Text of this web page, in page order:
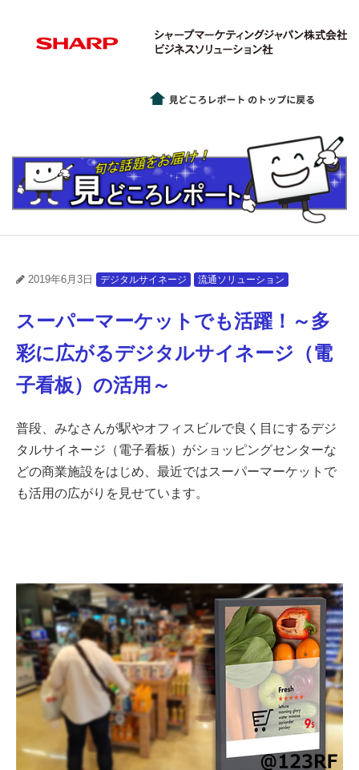
2019年6月3日 デジタルサイネージ 流通ソリューション
スーパーマーケットでも活躍！～多
彩に広がるデジタルサイネージ（電
子看板）の活用～
普段、みなさんが駅やオフィスビルで良く目にするデジ
タルサイネージ（電子看板）がショッピングセンターな
どの商業施設をはじめ、最近ではスーパーマーケットで
も活用の広がりを見せています。